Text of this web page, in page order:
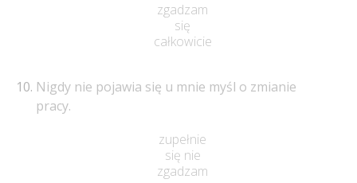
zgadzam
się
całkowicie
Nigdy nie pojawia się u mnie myśl o zmianie
pracy.
zupełnie
się nie
zgadzam